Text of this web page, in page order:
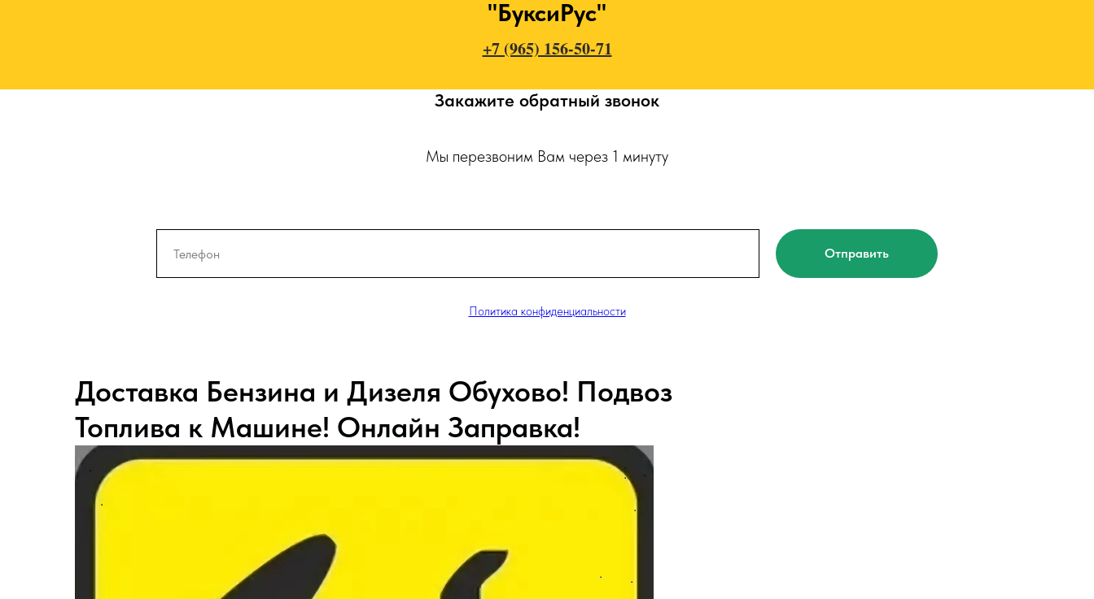
"БуксиРус"
+7 (965) 156-50-71
Закажите обратный звонок
Мы перезвоним Вам через 1 минуту
Отправить
Политика конфиденциальности
Доставка Бензина и Дизеля Обухово! Подвоз
Топлива к Машине! Онлайн Заправка!